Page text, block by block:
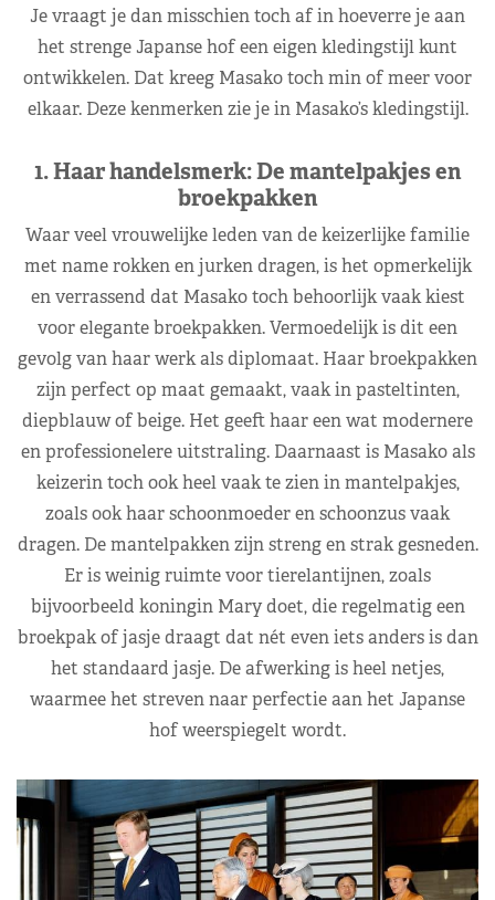
Je vraagt je dan misschien toch af in hoeverre je aan
het strenge Japanse hof een eigen kledingstijl kunt
ontwikkelen. Dat kreeg Masako toch min of meer voor
elkaar. Deze kenmerken zie je in Masako’s kledingstijl.
1. Haar handelsmerk: De mantelpakjes en
broekpakken
Waar veel vrouwelijke leden van de keizerlijke familie
met name rokken en jurken dragen, is het opmerkelijk
en verrassend dat Masako toch behoorlijk vaak kiest
voor elegante broekpakken. Vermoedelijk is dit een
gevolg van haar werk als diplomaat. Haar broekpakken
zijn perfect op maat gemaakt, vaak in pasteltinten,
diepblauw of beige. Het geeft haar een wat modernere
en professionelere uitstraling. Daarnaast is Masako als
keizerin toch ook heel vaak te zien in mantelpakjes,
zoals ook haar schoonmoeder en schoonzus vaak
dragen. De mantelpakken zijn streng en strak gesneden.
Er is weinig ruimte voor tierelantijnen, zoals
bijvoorbeeld koningin Mary doet, die regelmatig een
broekpak of jasje draagt dat nét even iets anders is dan
het standaard jasje. De afwerking is heel netjes,
waarmee het streven naar perfectie aan het Japanse
hof weerspiegelt wordt.